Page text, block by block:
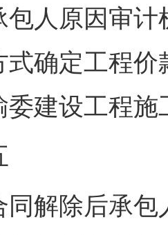
原因审计
式确定工程
委建设工程施
除后承包